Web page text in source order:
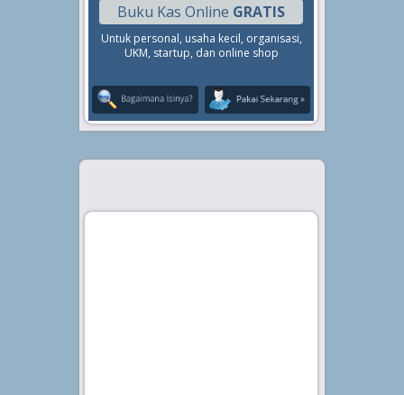
Buku Kas Online GRATIS
Untuk personal, usaha kecil, organisasi,
UKM, startup, dan online shop